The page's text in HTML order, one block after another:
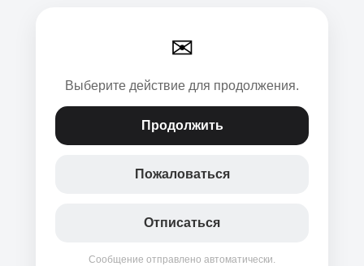
✉
Выберите действие для продолжения.
Продолжить
Пожаловаться
Отписаться
Сообщение отправлено автоматически.